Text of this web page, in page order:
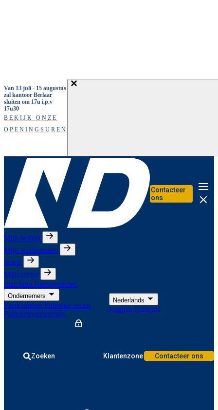
Van 13 juli - 15 augustus
zal kantoor Berlaar
sluiten om 17u i.p.v
17u30
BEKIJK ONZE
OPENINGSUREN
Contacteer
ons
Mijn bedrijf
Mijn werknemers
Ikzelf
Mijn sector
Inzichten Klantverhalen
Ondernemers
Particulieren Publieke sector
Partnerprogramma's
Nederlands
English Français
Zoeken Klantenzone Contacteer ons